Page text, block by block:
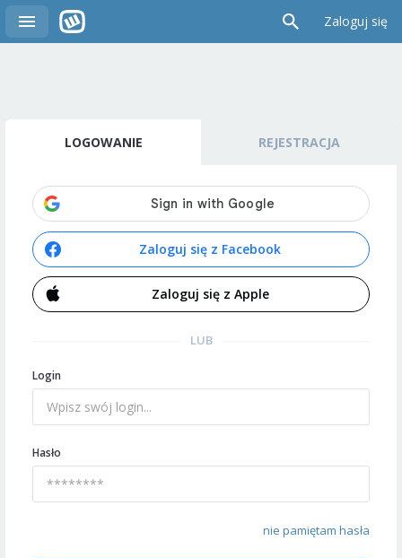
Zaloguj się
LOGOWANIE REJESTRACJA
Zaloguj się z Facebook
Zaloguj się z Apple
LUB
Login
Hasło
nie pamiętam hasła